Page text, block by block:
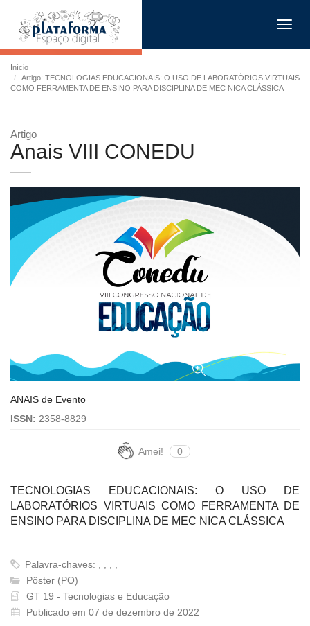
Início
Artigo: TECNOLOGIAS EDUCACIONAIS: O USO DE LABORATÓRIOS VIRTUAIS
COMO FERRAMENTA DE ENSINO PARA DISCIPLINA DE MEC NICA CLÁSSICA
Artigo
Anais VIII CONEDU
ANAIS de Evento
ISSN: 2358-8829
Amei! 0
TECNOLOGIAS EDUCACIONAIS: O USO DE
LABORATÓRIOS VIRTUAIS COMO FERRAMENTA DE
ENSINO PARA DISCIPLINA DE MEC NICA CLÁSSICA
Palavra-chaves: , , , ,
Pôster (PO)
GT 19 - Tecnologias e Educação
Publicado em 07 de dezembro de 2022